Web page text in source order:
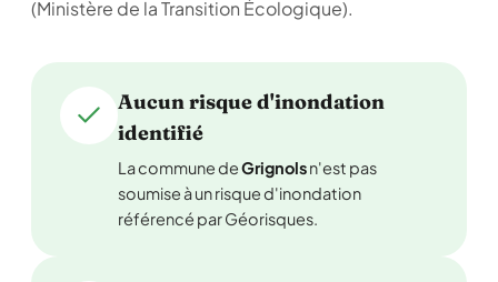
(Ministère de la Transition Écologique).
Aucun risque d'inondation
identifié
La commune deGrignolsn'est pas
soumise à un risque d'inondation
référencé par Géorisques.